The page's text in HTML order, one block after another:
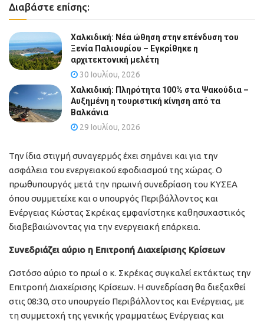
Διαβάστε επίσης:
Χαλκιδική: Νέα ώθηση στην επένδυση του
Ξενία Παλιουρίου – Εγκρίθηκε η
αρχιτεκτονική μελέτη
30 Ιουλίου, 2026
Χαλκιδική: Πληρότητα 100% στα Ψακούδια –
Αυξημένη η τουριστική κίνηση από τα
Βαλκάνια
29 Ιουλίου, 2026
Την ίδια στιγμή συναγερμός έχει σημάνει και για την
ασφάλεια του ενεργειακού εφοδιασμού της χώρας. Ο
πρωθυπουργός μετά την πρωινή συνεδρίαση του ΚΥΣΕΑ
όπου συμμετείχε και ο υπουργός Περιβάλλοντος και
Ενέργειας Κώστας Σκρέκας εμφανίστηκε καθησυχαστικός
διαβεβαιώνοντας για την ενεργειακή επάρκεια.
Συνεδριάζει αύριο η Επιτροπή Διαχείρισης Κρίσεων
Ωστόσο αύριο το πρωί ο κ. Σκρέκας συγκαλεί εκτάκτως την
Επιτροπή Διαχείρισης Κρίσεων. Η συνεδρίαση θα διεξαχθεί
στις 08:30, στο υπουργείο Περιβάλλοντος και Ενέργειας, με
τη συμμετοχή της γενικής γραμματέως Ενέργειας και